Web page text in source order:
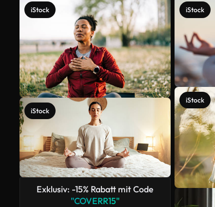
iStock
iStock
Exklusiv: -15% Rabatt mit Code
"COVERR15"
iStock
iStock